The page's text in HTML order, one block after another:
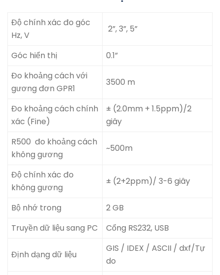
Độ chính xác đo góc
Hz, V
2”, 3”, 5”
Góc hiển thị
0.1”
Đo khoảng cách với
gương đơn GPR1
3500 m
Đo khoảng cách chính
xác (Fine)
± (2.0mm + 1.5ppm)/2
giây
R500 đo khoảng cách
không gương
~500m
Độ chính xác đo
không gương
± (2+2ppm)/ 3-6 giây
Bộ nhớ trong
2 GB
Truyền dữ liệu sang PC
Cổng RS232, USB
Định dạng dữ liệu
GIS / IDEX / ASCII / dxf/Tự
do